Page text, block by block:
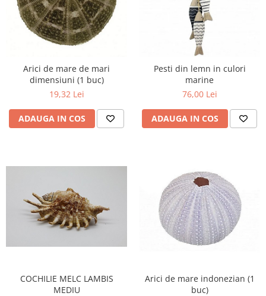
Arici de mare de mari
dimensiuni (1 buc)
19,32 Lei
ADAUGA IN COS
Pesti din lemn in culori
marine
76,00 Lei
ADAUGA IN COS
COCHILIE MELC LAMBIS
MEDIU
Arici de mare indonezian (1
buc)